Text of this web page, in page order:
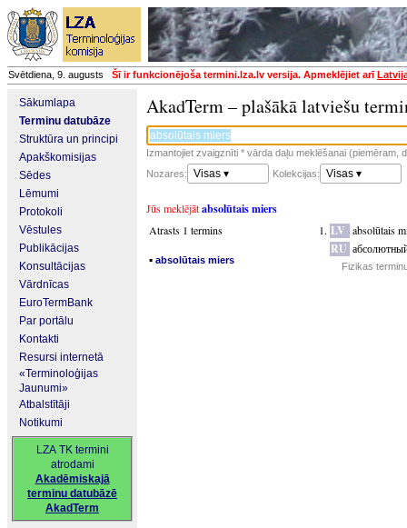
Svētdiena, 9. augusts Šī ir funkcionējoša termini.lza.lv versija. Apmeklējiet arī
Sākumlapa
Terminu datubāze
Struktūra un principi
Apakškomisijas
Sēdes
Lēmumi
Protokoli
Vēstules
Publikācijas
Konsultācijas
Vārdnīcas
EuroTermBank
Par portālu
Kontakti
Resursi internetā
«Terminoloģijas
Jaunumi»
Atbalstītāji
Notikumi
LZA TK termini
atrodami
Akadēmiskajā
terminu datubāzē
AkadTerm
AkadTerm – plašākā latviešu
Izmantojiet zvaigznīti * vārda daļu meklēšanai (piemēram,
Nozares:
Visas ▾ Kolekcijas: Visas ▾
Jūs meklējātabsolūtais miers
Atrasts 1 termins
▪ absolūtais miers
LV absolūtais
RU
Fizikas